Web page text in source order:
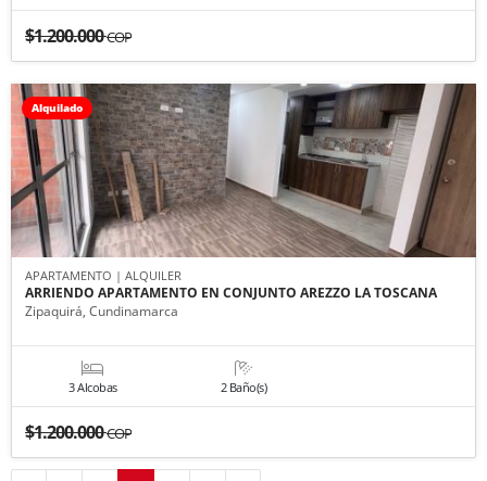
$1.200.000COP
Alquilado
APARTAMENTO | ALQUILER
ARRIENDO APARTAMENTO EN CONJUNTO AREZZO LA TOSCANA
Zipaquirá, Cundinamarca
3 Alcobas 2 Baño(s)
$1.200.000COP